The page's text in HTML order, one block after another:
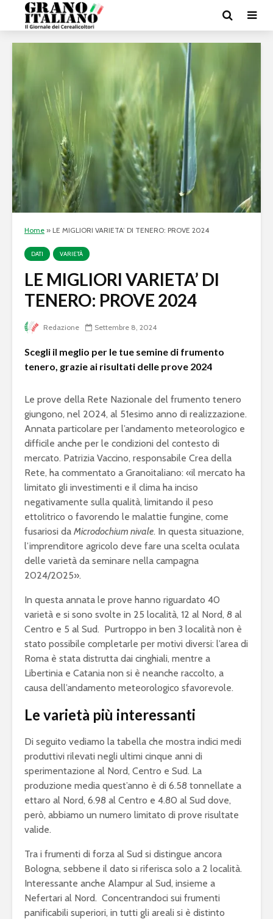
Home » LE MIGLIORI VARIETA’ DI TENERO: PROVE 2024
DATI VARIETÀ
LE MIGLIORI VARIETA’ DI
TENERO: PROVE 2024
Redazione Settembre 8, 2024
Scegli il meglio per le tue semine di frumento
tenero, grazie ai risultati delle prove 2024
Le prove della Rete Nazionale del frumento tenero
giungono, nel 2024, al 51esimo anno di realizzazione.
Annata particolare per l’andamento meteorologico e
difficile anche per le condizioni del contesto di
mercato. Patrizia Vaccino, responsabile Crea della
Rete, ha commentato a Granoitaliano: «il mercato ha
limitato gli investimenti e il clima ha inciso
negativamente sulla qualità, limitando il peso
ettolitrico o favorendo le malattie fungine, come
fusariosi da Microdochium nivale. In questa situazione,
l’imprenditore agricolo deve fare una scelta oculata
delle varietà da seminare nella campagna
2024/2025».
In questa annata le prove hanno riguardato 40
varietà e si sono svolte in 25 località, 12 al Nord, 8 al
Centro e 5 al Sud. Purtroppo in ben 3 località non è
stato possibile completarle per motivi diversi: l’area di
Roma è stata distrutta dai cinghiali, mentre a
Libertinia e Catania non si è neanche raccolto, a
causa dell’andamento meteorologico sfavorevole.
Le varietà più interessanti
Di seguito vediamo la tabella che mostra indici medi
produttivi rilevati negli ultimi cinque anni di
sperimentazione al Nord, Centro e Sud. La
produzione media quest’anno è di 6.58 tonnellate a
ettaro al Nord, 6.98 al Centro e 4.80 al Sud dove,
però, abbiamo un numero limitato di prove risultate
valide.
Tra i frumenti di forza al Sud si distingue ancora
Bologna, sebbene il dato si riferisca solo a 2 località.
Interessante anche Alampur al Sud, insieme a
Nefertari al Nord. Concentrandoci sui frumenti
panificabili superiori, in tutti gli areali si è distinto